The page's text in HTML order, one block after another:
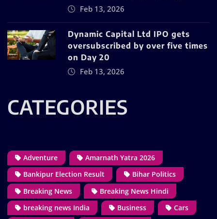
Feb 13, 2026
Dynamic Capital Ltd IPO gets
oversubscribed by over five times
on Day 20
Feb 13, 2026
CATEGORIES
Adventure
Amarnath Yatra 2026
Bankipur Election Result
Bihar Politics
Breaking News
Breaking News Hindi
breaking news India
Business
Cars